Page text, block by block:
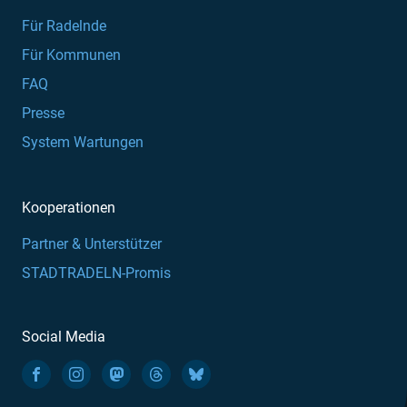
Für Radelnde
Für Kommunen
FAQ
Presse
System Wartungen
Kooperationen
Partner & Unterstützer
STADTRADELN-Promis
Social Media